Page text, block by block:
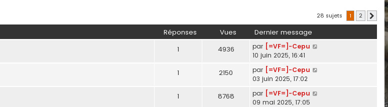
28 sujets 1 2
Réponses Vues Dernier message
1 4936 par [=VF=]-Cepu
10 juin 2025, 16:41
1 2150 par [=VF=]-Cepu
03 juin 2025, 17:02
1 8768 par [=VF=]-Cepu
09 mai 2025, 17:05